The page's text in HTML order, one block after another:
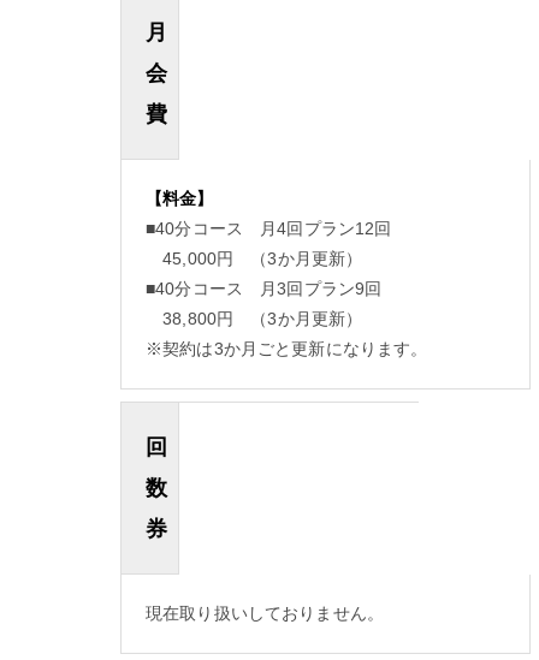
月
会
費
【料金】
■40分コース 月4回プラン12回
45,000円 （3か月更新）
■40分コース 月3回プラン9回
38,800円 （3か月更新）
※契約は3か月ごと更新になります。
回
数
券
現在取り扱いしておりません。